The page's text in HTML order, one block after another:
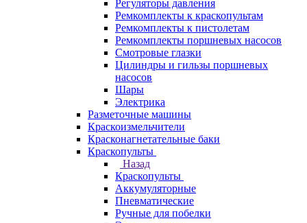
Регуляторы давления
Ремкомплекты к краскопультам
Ремкомплекты к пистолетам
Ремкомплекты поршневых насосов
Смотровые глазки
Цилиндры и гильзы поршневых
насосов
Шары
Электрика
Разметочные машины
Краскоизмельчители
Красконагнетательные баки
Краскопульты
Назад
Краскопульты
Аккумуляторные
Пневматические
Ручные для побелки